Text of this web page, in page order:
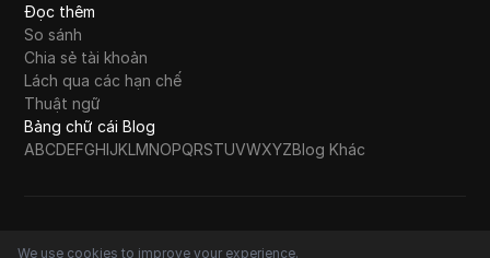
Đọc thêm
So sánh
Chia sẻ tài khoản
Lách qua các hạn chế
Thuật ngữ
Bảng chữ cái Blog
ABCDEFGHIJKLMNOPQRSTUVWXYZBlog Khác
We use cookies to improve your experience.